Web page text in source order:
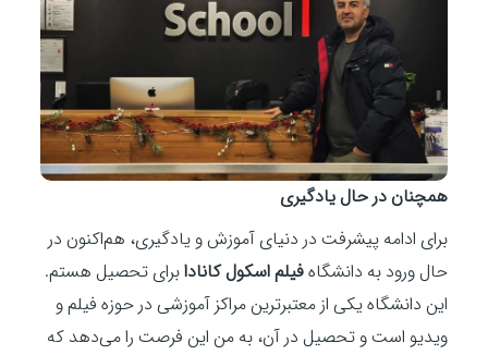
همچنان در حال یادگیری
برای ادامه پیشرفت در دنیای آموزش و یادگیری، هم‌اکنون در
حال ورود به دانشگاهفیلم اسکول کانادابرای تحصیل هستم.
این دانشگاه یکی از معتبرترین مراکز آموزشی در حوزه فیلم و
ویدیو است و تحصیل در آن، به من این فرصت را می‌دهد که